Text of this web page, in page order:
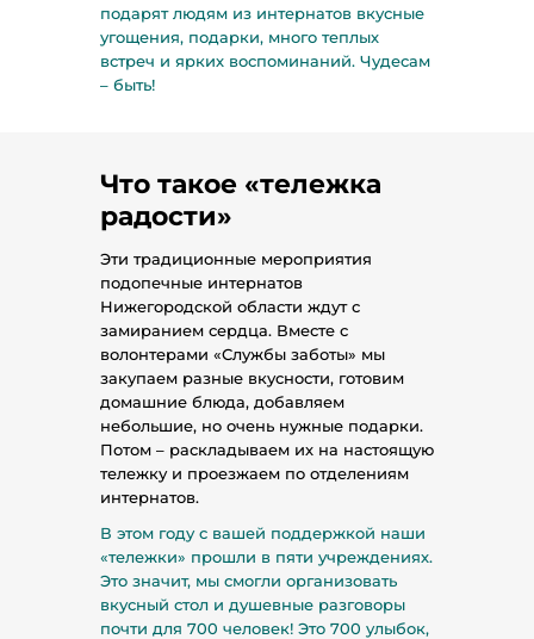
подарят людям из интернатов вкусные
угощения, подарки, много теплых
встреч и ярких воспоминаний. Чудесам
– быть!
Что такое «тележка
радости»
Эти традиционные мероприятия
подопечные интернатов
Нижегородской области ждут с
замиранием сердца. Вместе с
волонтерами «Службы заботы» мы
закупаем разные вкусности, готовим
домашние блюда, добавляем
небольшие, но очень нужные подарки.
Потом – раскладываем их на настоящую
тележку и проезжаем по отделениям
интернатов.
В этом году с вашей поддержкой наши
«тележки» прошли в пяти учреждениях.
Это значит, мы смогли организовать
вкусный стол и душевные разговоры
почти для 700 человек! Это 700 улыбок,